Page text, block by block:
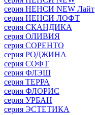
серия НЕНСИ NEW Лайт
серия НЕНСИ ЛОФТ
серия СКАНДИКА
серия ОЛИВИЯ
серия СОРЕНТО
серия РОДЖИНА
серия СОФТ
серия ФЛЭШ
серия ТЕРРА
серия ФЛОРИС
серия УРБАН
серия ЭСТЕТИКА